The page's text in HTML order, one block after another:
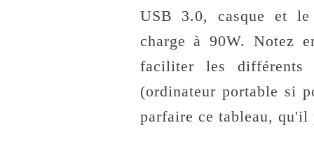
USB 3.0, casque et le
charge à 90W. Notez
faciliter les différents
(ordinateur portable si
parfaire ce tableau, qu'il